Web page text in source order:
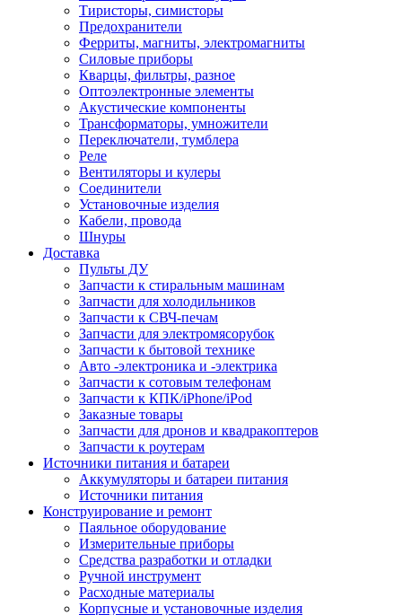
Тиристоры, симисторы
Предохранители
Ферриты, магниты, электромагниты
Силовые приборы
Кварцы, фильтры, разное
Оптоэлектронные элементы
Акустические компоненты
Трансформаторы, умножители
Переключатели, тумблера
Реле
Вентиляторы и кулеры
Соединители
Установочные изделия
Кабели, провода
Шнуры
Доставка
Пульты ДУ
Запчасти к стиральным машинам
Запчасти для холодильников
Запчасти к СВЧ-печам
Запчасти для электромясорубок
Запчасти к бытовой технике
Авто -электроника и -электрика
Запчасти к сотовым телефонам
Запчасти к КПК/iPhone/iPod
Заказные товары
Запчасти для дронов и квадракоптеров
Запчасти к роутерам
Источники питания и батареи
Аккумуляторы и батареи питания
Источники питания
Конструирование и ремонт
Паяльное оборудование
Измерительные приборы
Средства разработки и отладки
Ручной инструмент
Расходные материалы
Корпусные и установочные изделия